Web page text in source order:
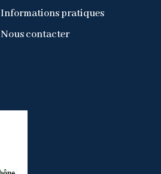
Informations pratiques
Nous contacter